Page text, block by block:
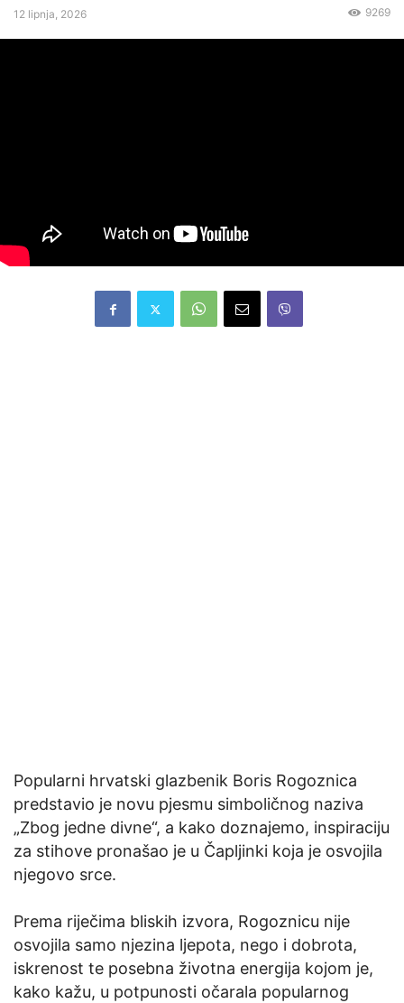
12 lipnja, 2026 9269
Popularni hrvatski glazbenik Boris Rogoznica
predstavio je novu pjesmu simboličnog naziva
„Zbog jedne divne“, a kako doznajemo, inspiraciju
za stihove pronašao je u Čapljinki koja je osvojila
njegovo srce.
Prema riječima bliskih izvora, Rogoznicu nije
osvojila samo njezina ljepota, nego i dobrota,
iskrenost te posebna životna energija kojom je,
kako kažu, u potpunosti očarala popularnog